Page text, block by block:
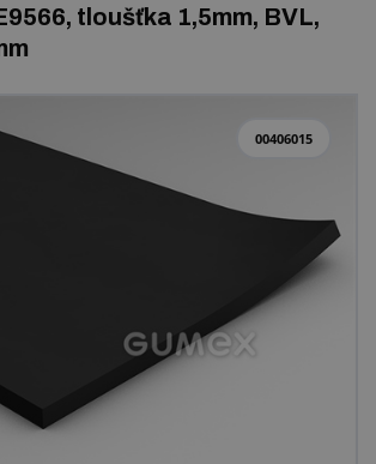
a montáž
prostředí
tloušťka 1,5mm, BVL,
00406015